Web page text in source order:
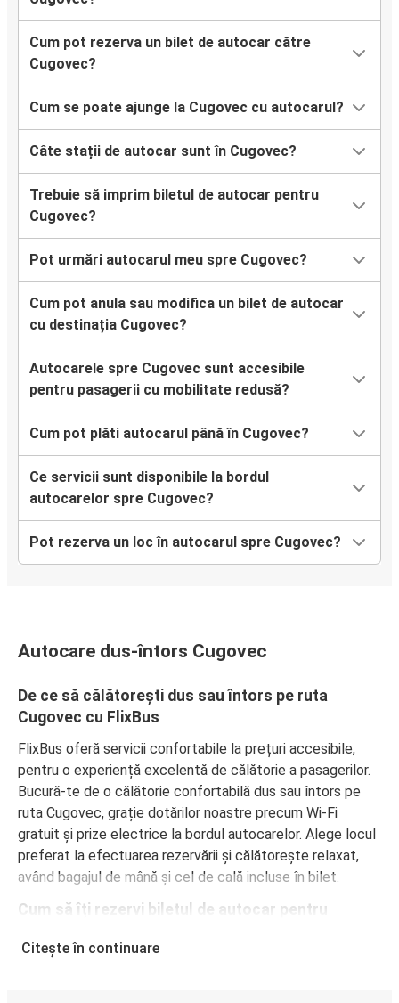
Cum pot rezerva un bilet de autocar către
Cugovec?
Cum se poate ajunge la Cugovec cu autocarul?
Câte stații de autocar sunt în Cugovec?
Trebuie să imprim biletul de autocar pentru
Cugovec?
Pot urmări autocarul meu spre Cugovec?
Cum pot anula sau modifica un bilet de autocar
cu destinația Cugovec?
Autocarele spre Cugovec sunt accesibile
pentru pasagerii cu mobilitate redusă?
Cum pot plăti autocarul până în Cugovec?
Ce servicii sunt disponibile la bordul
autocarelor spre Cugovec?
Pot rezerva un loc în autocarul spre Cugovec?
Autocare dus-întors Cugovec
De ce să călătorești dus sau întors pe ruta
Cugovec cu FlixBus
FlixBus oferă servicii confortabile la prețuri accesibile,
pentru o experiență excelentă de călătorie a pasagerilor.
Bucură-te de o călătorie confortabilă dus sau întors pe
ruta Cugovec, grație dotărilor noastre precum Wi-Fi
gratuit și prize electrice la bordul autocarelor. Alege locul
preferat la efectuarea rezervării și călătorește relaxat,
având bagajul de mână și cel de cală incluse în bilet.
Cum să îți rezervi biletul de autocar pentru
Rezervarea unui bilet pentru autocarele FlixBus este
Citește în continuare